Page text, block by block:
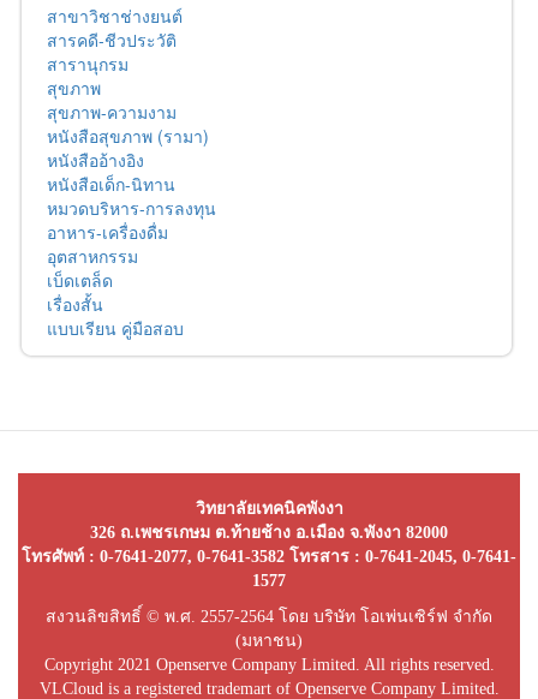
สาขาวิชาช่างยนต์
สารคดี-ชีวประวัติ
สารานุกรม
สุขภาพ
สุขภาพ-ความงาม
หนังสือสุขภาพ (รามา)
หนังสืออ้างอิง
หนังสือเด็ก-นิทาน
หมวดบริหาร-การลงทุน
อาหาร-เครื่องดื่ม
อุตสาหกรรม
เบ็ดเตล็ด
เรื่องสั้น
แบบเรียน คู่มือสอบ
วิทยาลัยเทคนิคพังงา
326 ถ.เพชรเกษม ต.ท้ายช้าง อ.เมือง จ.พังงา 82000
โทรศัพท์ : 0-7641-2077, 0-7641-3582 โทรสาร : 0-7641-2045, 0-7641-
1577
สงวนลิขสิทธิ์ © พ.ศ. 2557-2564 โดย บริษัท โอเพ่นเซิร์ฟ จำกัด
(มหาชน)
Copyright 2021 Openserve Company Limited. All rights reserved.
VLCloud is a registered trademart of Openserve Company Limited.